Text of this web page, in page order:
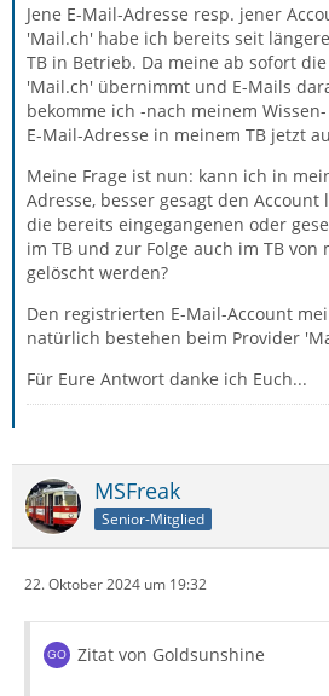
Jene E-Mail-Adresse resp. jener
'Mail.ch' habe ich bereits seit
TB in Betrieb. Da meine ab sofort
'Mail.ch' übernimmt und E-Mails
bekomme ich -nach meinem
E-Mail-Adresse in meinem TB jetzt
Meine Frage ist nun: kann ich in
Adresse, besser gesagt den Account
die bereits eingegangenen oder
im TB und zur Folge auch im TB von
gelöscht werden?
Den registrierten E-Mail-Account
natürlich bestehen beim Provider
Für Eure Antwort danke ich Euch...
MSFreak
Senior-Mitglied
22. Oktober 2024 um 19:32
Zitat von Goldsunshine